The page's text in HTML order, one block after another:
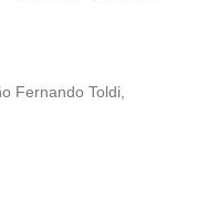
Fernando Toldi,